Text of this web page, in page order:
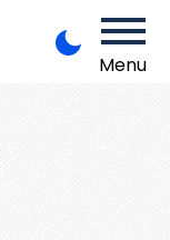
Menu